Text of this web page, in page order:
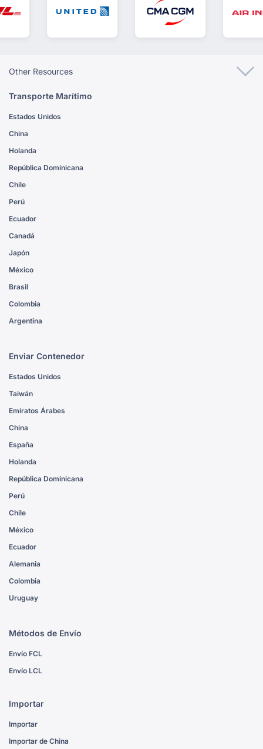
Other Resources
Transporte Marítimo
Estados Unidos
China
Holanda
República Dominicana
Chile
Perú
Ecuador
Canadá
Japón
México
Brasil
Colombia
Argentina
Enviar Contenedor
Estados Unidos
Taiwán
Emiratos Árabes
China
España
Holanda
República Dominicana
Perú
Chile
México
Ecuador
Alemania
Colombia
Uruguay
Métodos de Envío
Envío FCL
Envío LCL
Importar
Importar
Importar de China